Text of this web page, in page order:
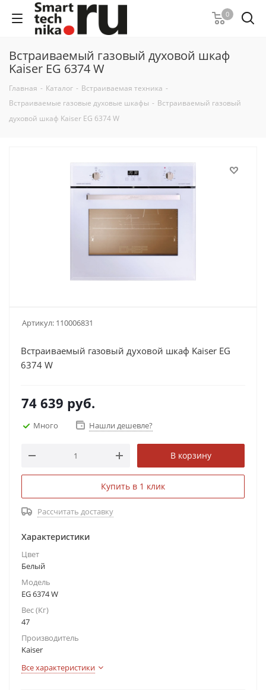
0
Встраиваемый газовый духовой шкаф
Kaiser EG 6374 W
Главная - Каталог - Встраиваемая техника -
Встраиваемые газовые духовые шкафы - Встраиваемый газовый
духовой шкаф Kaiser EG 6374 W
Артикул: 110006831
Встраиваемый газовый духовой шкаф Kaiser EG
6374 W
74 639 руб.
Много Нашли дешевле?
В корзину
Купить в 1 клик
Рассчитать доставку
Характеристики
Цвет
Белый
Модель
EG 6374 W
Вес (Кг)
47
Производитель
Kaiser
Все характеристики